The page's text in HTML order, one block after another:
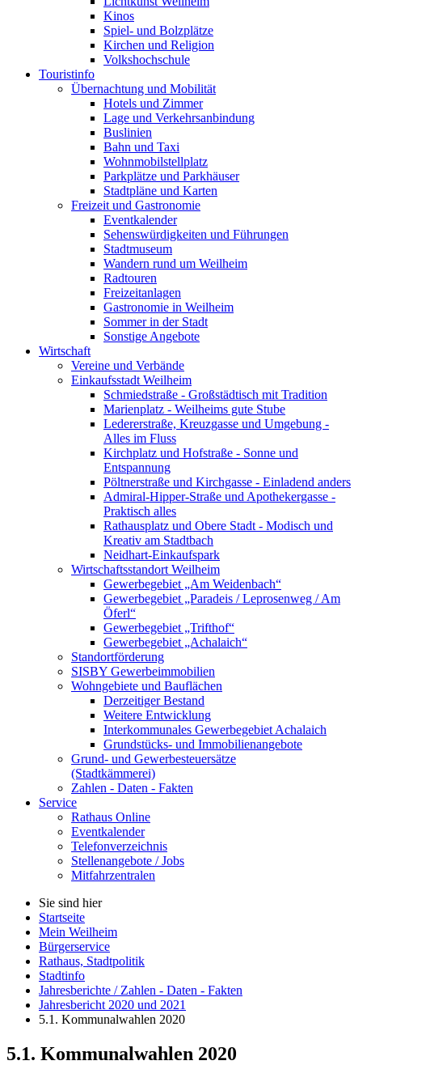
Kinos
Spiel- und Bolzplätze
Kirchen und Religion
Volkshochschule
Touristinfo
Übernachtung und Mobilität
Hotels und Zimmer
Lage und Verkehrsanbindung
Buslinien
Bahn und Taxi
Wohnmobilstellplatz
Parkplätze und Parkhäuser
Stadtpläne und Karten
Freizeit und Gastronomie
Eventkalender
Sehenswürdigkeiten und Führungen
Stadtmuseum
Wandern rund um Weilheim
Radtouren
Freizeitanlagen
Gastronomie in Weilheim
Sommer in der Stadt
Sonstige Angebote
Wirtschaft
Vereine und Verbände
Einkaufsstadt Weilheim
Schmiedstraße - Großstädtisch mit Tradition
Marienplatz - Weilheims gute Stube
Ledererstraße, Kreuzgasse und Umgebung -
Alles im Fluss
Kirchplatz und Hofstraße - Sonne und
Entspannung
Pöltnerstraße und Kirchgasse - Einladend anders
Admiral-Hipper-Straße und Apothekergasse -
Praktisch alles
Rathausplatz und Obere Stadt - Modisch und
Kreativ am Stadtbach
Neidhart-Einkaufspark
Wirtschaftsstandort Weilheim
Gewerbegebiet „Am Weidenbach“
Gewerbegebiet „Paradeis / Leprosenweg / Am
Öferl“
Gewerbegebiet „Trifthof“
Gewerbegebiet „Achalaich“
Standortförderung
SISBY Gewerbeimmobilien
Wohngebiete und Bauflächen
Derzeitiger Bestand
Weitere Entwicklung
Interkommunales Gewerbegebiet Achalaich
Grundstücks- und Immobilienangebote
Grund- und Gewerbesteuersätze
(Stadtkämmerei)
Zahlen - Daten - Fakten
Service
Rathaus Online
Eventkalender
Telefonverzeichnis
Stellenangebote / Jobs
Mitfahrzentralen
Sie sind hier
Startseite
Mein Weilheim
Bürgerservice
Rathaus, Stadtpolitik
Stadtinfo
Jahresberichte / Zahlen - Daten - Fakten
Jahresbericht 2020 und 2021
5.1. Kommunalwahlen 2020
5.1. Kommunalwahlen 2020